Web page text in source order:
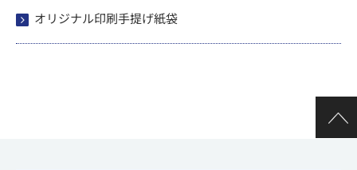
オリジナル印刷手提げ紙袋